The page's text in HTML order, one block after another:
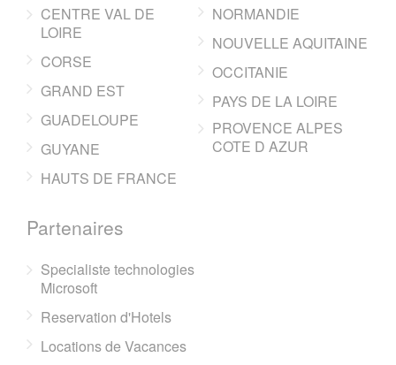
CENTRE VAL DE
LOIRE
CORSE
GRAND EST
GUADELOUPE
GUYANE
HAUTS DE FRANCE
NORMANDIE
NOUVELLE AQUITAINE
OCCITANIE
PAYS DE LA LOIRE
PROVENCE ALPES
COTE D AZUR
Partenaires
Specialiste technologies
Microsoft
Reservation d'Hotels
Locations de Vacances